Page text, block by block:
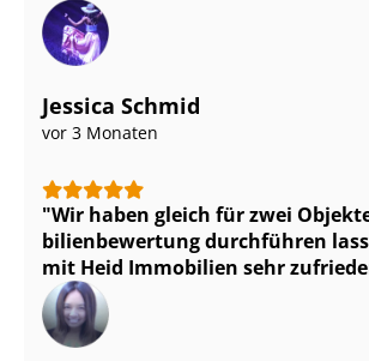
Jessica Schmid
vor 3 Monaten
Wir haben gleich für zwei
bi­li­en­be­wer­tung durchführen
mit Heid Immobilien sehr